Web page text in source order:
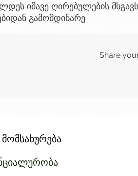
იმავე ღირებულების
გამომდინარე
Share